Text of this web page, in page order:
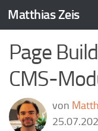
Zum Inhalt
Matthias Zeis
Page
CMS-
von